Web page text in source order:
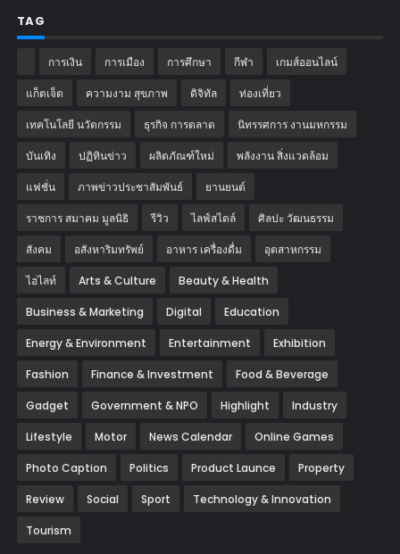
TAG
การเงิน การเมือง การศึกษา กีฬา เกมส์ออนไลน์
แก็ตเจ็ต ความงาม สุขภาพ ดิจิทัล ท่องเที่ยว
เทคโนโลยี นวัตกรรม ธุรกิจ การตลาด นิทรรศการ งานมหกรรม
บันเทิง ปฏิทินข่าว ผลิตภัณฑ์ใหม่ พลังงาน สิ่งแวดล้อม
แฟชั่น ภาพข่าวประชาสัมพันธ์ ‎ยานยนต์‎
ราชการ สมาคม มูลนิธิ รีวิว ไลฟ์สไตล์ ศิลปะ วัฒนธรรม
สังคม อสังหาริมทรัพย์ อาหาร เครื่องดื่ม อุตสาหกรรม
ไฮไลท์ Arts & Culture Beauty & Health
Business & Marketing Digital Education
Energy & Environment Entertainment Exhibition
Fashion Finance & Investment Food & Beverage
Gadget Government & NPO Highlight Industry
Lifestyle Motor News Calendar Online Games
Photo Caption Politics Product Launce Property
Review Social Sport Technology & Innovation
Tourism